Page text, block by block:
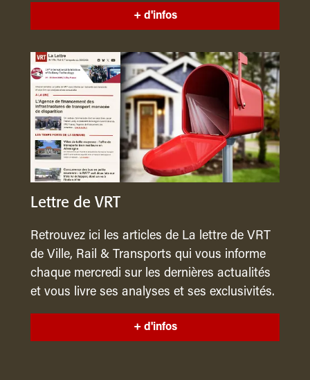
+ d'infos
Lettre de VRT
Retrouvez ici les articles de La lettre de VRT
de Ville, Rail & Transports qui vous informe
chaque mercredi sur les dernières actualités
et vous livre ses analyses et ses exclusivités.
+ d'infos